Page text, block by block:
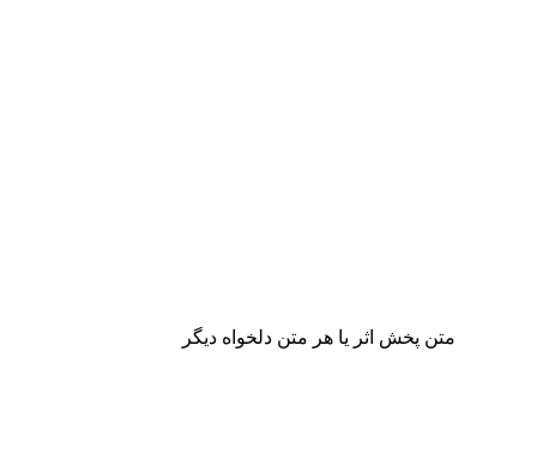
متن پخش اثر یا هر متن دلخواه دیگر